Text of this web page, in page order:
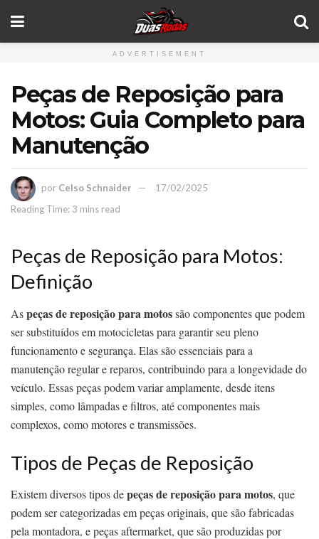
ADVERTISEMENT
Peças de Reposição para
Motos: Guia Completo para
Manutenção
por Celso Schnaider
17/02/2025
Reading Time: 3 mins read
Peças de Reposição para Motos:
Definição
Aspeças de reposição para motossão componentes que podem
ser substituídos em motocicletas para garantir seu pleno
funcionamento e segurança. Elas são essenciais para a
manutenção regular e reparos, contribuindo para a longevidade do
veículo. Essas peças podem variar amplamente, desde itens
simples, como lâmpadas e filtros, até componentes mais
complexos, como motores e transmissões.
Tipos de Peças de Reposição
Existem diversos tipos depeças de reposição para motos, que
podem ser categorizadas em peças originais, que são fabricadas
pela montadora, e peças aftermarket, que são produzidas por